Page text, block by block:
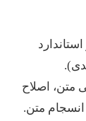
اصلاح
متن.